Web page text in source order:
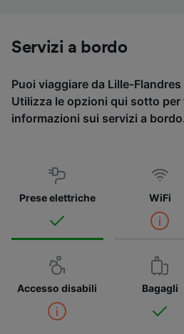
Servizi a bordo
Puoi viaggiare da Lille-Flandres
Utilizza le opzioni qui sotto per
informazioni sui servizi a
Prese elettriche WiFi
Accesso disabili Bagagli